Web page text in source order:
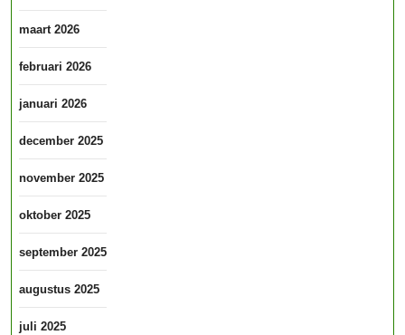
maart 2026
februari 2026
januari 2026
december 2025
november 2025
oktober 2025
september 2025
augustus 2025
juli 2025